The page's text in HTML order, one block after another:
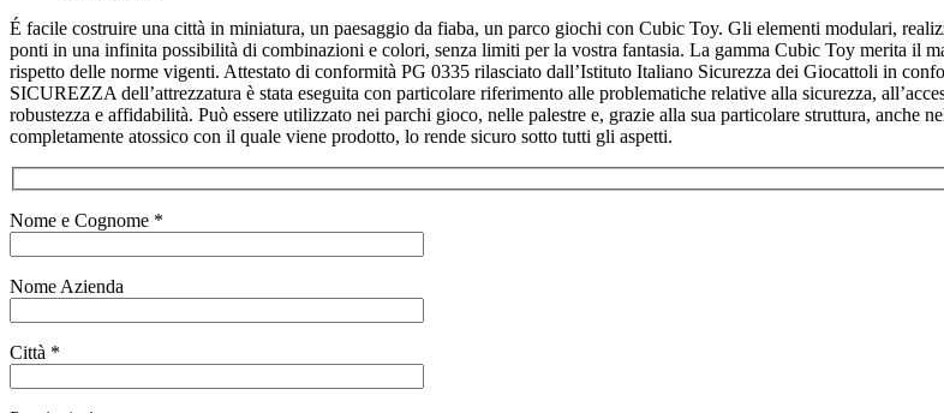
É facile costruire una città in miniatura, un paesaggio da fiaba, un parco giochi con Cubic Toy. Gli elementi modulari,
ponti in una infinita possibilità di combinazioni e colori, senza limiti per la vostra fantasia. La gamma Cubic Toy merita il
rispetto delle norme vigenti. Attestato di conformità PG 0335 rilasciato dall’Istituto Italiano Sicurezza dei Giocattoli in
SICUREZZA dell’attrezzatura è stata eseguita con particolare riferimento alle problematiche relative alla sicurezza,
robustezza e affidabilità. Può essere utilizzato nei parchi gioco, nelle palestre e, grazie alla sua particolare struttura, anche
completamente atossico con il quale viene prodotto, lo rende sicuro sotto tutti gli aspetti.
Nome e Cognome *
Nome Azienda
Città *